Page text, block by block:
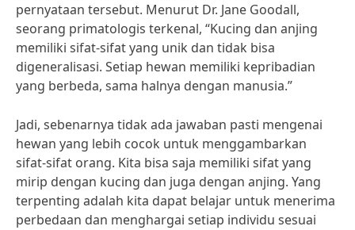
pernyataan tersebut. Menurut Dr. Jane Goodall,
seorang primatologis terkenal, “Kucing dan anjing
memiliki sifat-sifat yang unik dan tidak bisa
digeneralisasi. Setiap hewan memiliki kepribadian
yang berbeda, sama halnya dengan manusia.”
Jadi, sebenarnya tidak ada jawaban pasti mengenai
hewan yang lebih cocok untuk menggambarkan
sifat-sifat orang. Kita bisa saja memiliki sifat yang
mirip dengan kucing dan juga dengan anjing. Yang
terpenting adalah kita dapat belajar untuk menerima
perbedaan dan menghargai setiap individu sesuai